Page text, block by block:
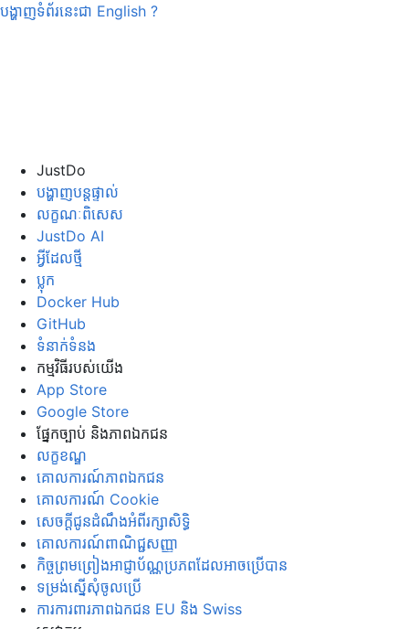
បង្ហាញទំព័រនេះជា English ?
JustDo
បង្ហាញបន្តផ្ទាល់
លក្ខណៈពិសេស
JustDo AI
អ្វីដែលថ្មី
ប្លុក
Docker Hub
GitHub
ទំនាក់ទំនង
កម្មវិធី​របស់​យើង
App Store
Google Store
ផ្នែក​ច្បាប់ និង​ភាព​ឯកជន
លក្ខខណ្ឌ
គោលការណ៍​ភាព​ឯកជន
គោលការណ៍ Cookie
សេចក្ដី​ជូន​ដំណឹង​អំពី​រក្សា​សិទ្ធិ
គោលការណ៍ពាណិជ្ជសញ្ញា
កិច្ចព្រមព្រៀងអាជ្ញាប័ណ្ណប្រភពដែលអាចប្រើបាន
ទម្រង់​ស្នើ​សុំ​ចូល​ប្រើ
ការ​ការពារ​ភាព​ឯកជន EU និង Swiss